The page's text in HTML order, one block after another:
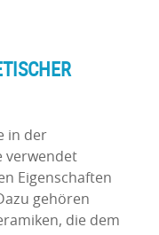
in der
verwendet
Eigenschaften
gehören
die dem